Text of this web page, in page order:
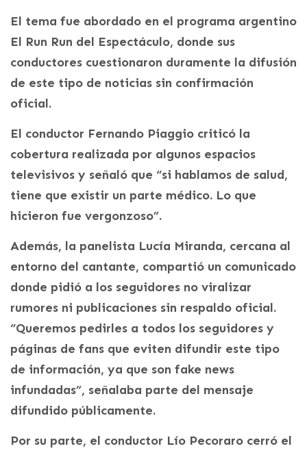
El tema fue abordado en el programa argentino
El Run Run del Espectáculo, donde sus
conductores cuestionaron duramente la difusión
de este tipo de noticias sin confirmación
oficial.
El conductor Fernando Piaggio criticó la
cobertura realizada por algunos espacios
televisivos y señaló que “si hablamos de salud,
tiene que existir un parte médico. Lo que
hicieron fue vergonzoso”.
Además, la panelista Lucía Miranda, cercana al
entorno del cantante, compartió un comunicado
donde pidió a los seguidores no viralizar
rumores ni publicaciones sin respaldo oficial.
“Queremos pedirles a todos los seguidores y
páginas de fans que eviten difundir este tipo
de información, ya que son fake news
infundadas”, señalaba parte del mensaje
difundido públicamente.
Por su parte, el conductor Lío Pecoraro cerró el